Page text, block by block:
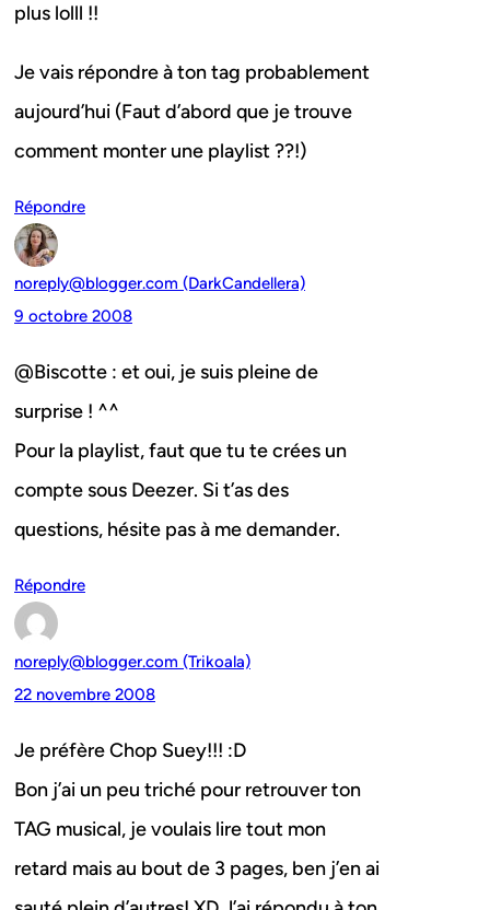
plus lolll !!
Je vais répondre à ton tag probablement
aujourd’hui (Faut d’abord que je trouve
comment monter une playlist ??!)
Répondre
noreply@blogger.com (DarkCandellera)
9 octobre 2008
@Biscotte : et oui, je suis pleine de
surprise ! ^^
Pour la playlist, faut que tu te crées un
compte sous Deezer. Si t’as des
questions, hésite pas à me demander.
Répondre
noreply@blogger.com (Trikoala)
22 novembre 2008
Je préfère Chop Suey!!! :D
Bon j’ai un peu triché pour retrouver ton
TAG musical, je voulais lire tout mon
retard mais au bout de 3 pages, ben j’en ai